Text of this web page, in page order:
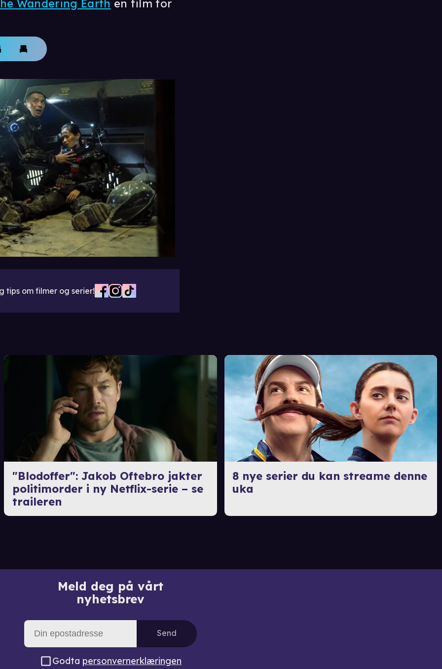
Wandering Earth en film for
tips om filmer og serier!
"Blodoffer": Jakob Oftebro jakter
politimorder i ny Netflix-serie – se
traileren
8 nye serier du kan streame denne
uka
Meld deg på vårt
nyhetsbrev
Send
Godta personvernerklæringen